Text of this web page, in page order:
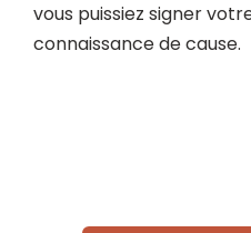
vous puissiez signer
connaissance de cause.